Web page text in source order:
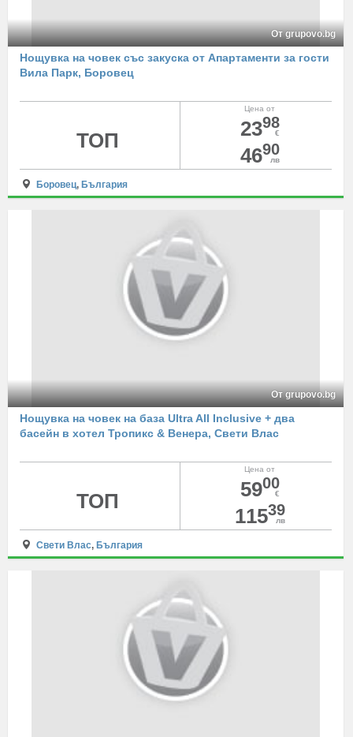
От grupovo.bg
Нощувка на човек със закуска от Апартаменти за гости
Вила Парк, Боровец
Цена от
2398
€
4690
лв
ТОП
Боровец, България
От grupovo.bg
Нощувка на човек на база Ultra All Inclusive + два
басейн в хотел Тропикс & Венера, Свети Влас
Цена от
5900
€
11539
лв
ТОП
Свети Влас, България